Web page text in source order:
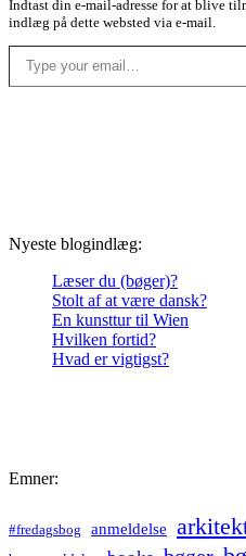
Indtast din e-mail-adresse for at blive
indlæg på dette websted via e-mail.
Type your email…
Nyeste blogindlæg:
Læser du (bøger)?
Stolt af at være dansk?
En kunsttur til Wien
Hvilken fortid?
Hvad er vigtigst?
Emner:
#fredagsbog anmeldelse